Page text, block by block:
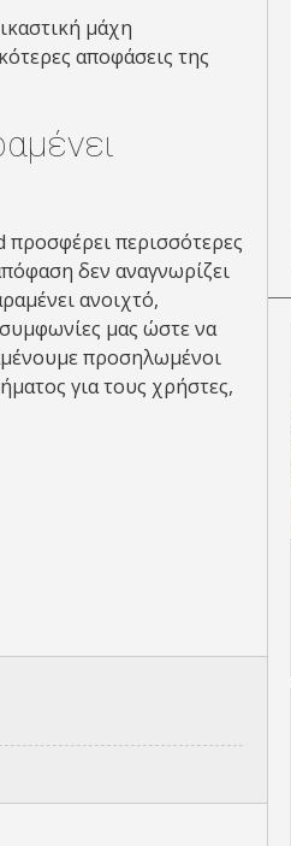
μάχη
αποφάσεις της
περισσότερες
δεν αναγνωρίζει
ανοιχτό,
μας ώστε να
προσηλωμένοι
για τους χρήστες,